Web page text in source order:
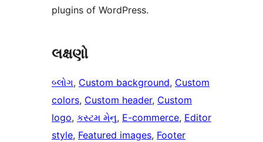
plugins of WordPress.
લક્ષણો
બ્લોગ, Custom background, Custom
colors, Custom header, Custom
logo, કસ્ટમ મેનુ, E-commerce, Editor
style, Featured images, Footer